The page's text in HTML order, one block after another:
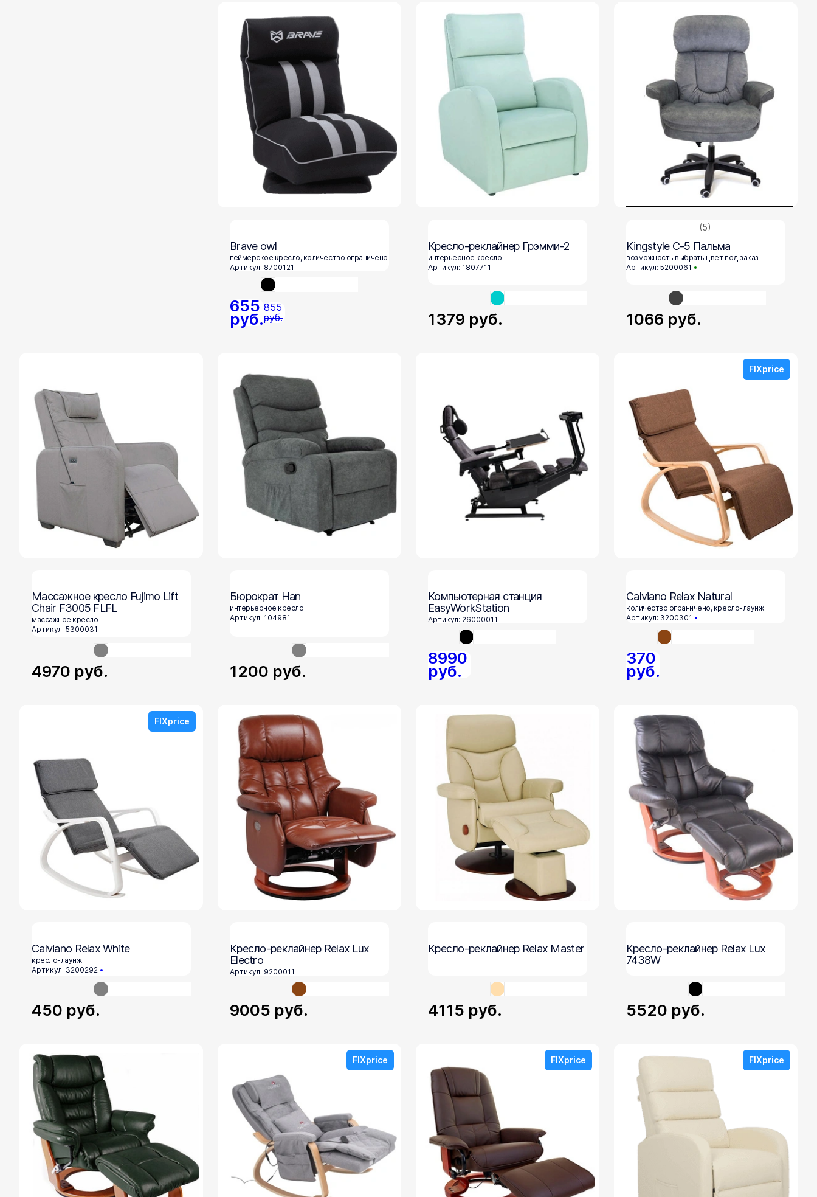
Brave owl
геймерское кресло, количество ограничено
Артикул: 8700121
655
руб.
855
руб.
Кресло-реклайнер Грэмми-2
интерьерное кресло
Артикул: 1807711
1379 руб.
(5)
Kingstyle С-5 Пальма
возможность выбрать цвет под заказ
Артикул: 5200061
1066 руб.
Массажное кресло Fujimo Lift
Chair F3005 FLFL
массажное кресло
Артикул: 5300031
4970 руб.
Бюрократ Han
интерьерное кресло
Артикул: 104981
1200 руб.
Компьютерная станция
EasyWorkStation
Артикул: 26000011
8990
руб.
FIXprice
Calviano Relax Natural
количество ограничено, кресло-лаунж
Артикул: 3200301
370
руб.
FIXprice
Calviano Relax White
кресло-лаунж
Артикул: 3200292
450 руб.
Кресло-реклайнер Relax Lux
Electro
Артикул: 9200011
9005 руб.
Кресло-реклайнер Relax Master
4115 руб.
Кресло-реклайнер Relax Lux
7438W
5520 руб.
FIXprice FIXprice FIXprice